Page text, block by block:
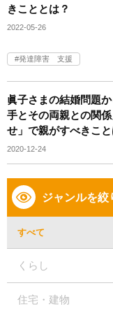
きこととは？
2022-05-26
発達障害 支援
眞子さまの結婚問題
手とその両親との関
せ」で親がすべきこと
2020-12-24
ジャンルを絞
すべて
くらし
住宅・建物